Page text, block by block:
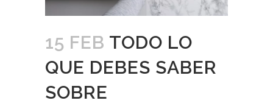
15 FEB TODO LO
QUE DEBES SABER
SOBRE